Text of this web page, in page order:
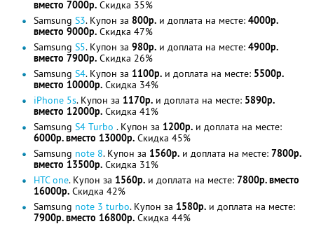
вместо 7000р. Скидка 35%
Samsung S3. Купон за 800р. и доплата на месте: 4000р.
вместо 9000р. Скидка 47%
Samsung S5. Купон за 980р. и доплата на месте: 4900р.
вместо 7900р. Скидка 26%
Samsung S4. Купон за 1100р. и доплата на месте: 5500р.
вместо 10000р. Скидка 34%
iPhone 5s. Купон за 1170р. и доплата на месте: 5890р.
вместо 12000р. Скидка 41%
Samsung S4 Turbo . Купон за 1200р. и доплата на месте:
6000р. вместо 13000р. Скидка 45%
Samsung note 8. Купон за 1560р. и доплата на месте: 7800р.
вместо 13500р. Скидка 31%
HTC one. Купон за 1560р. и доплата на месте: 7800р. вместо
16000р. Скидка 42%
Samsung note 3 turbo. Купон за 1580р. и доплата на месте:
7900р. вместо 16800р. Скидка 44%